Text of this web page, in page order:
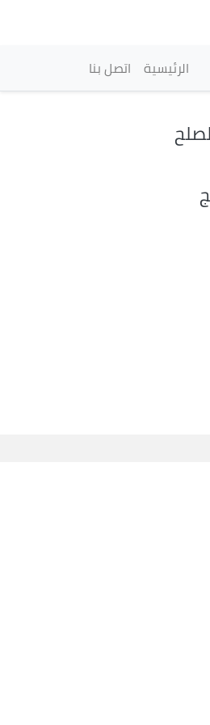
principale
الرئيسية اتصل بنا